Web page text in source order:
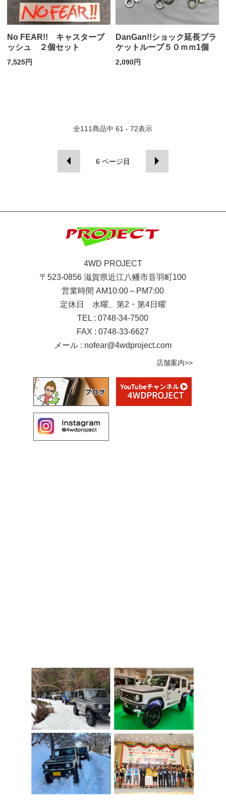
No FEAR!! キャスターブ
ッシュ ２個セット
7,525円
DanGan!!ショック延長ブラ
ケットループ５０ｍｍ1個
2,090円
全111商品中61 - 72表示
6 ページ目
4WD PROJECT
〒523-0856 滋賀県近江八幡市音羽町100
営業時間 AM10:00～PM7:00
定休日 水曜、第2・第4日曜
TEL : 0748-34-7500
FAX : 0748-33-6627
メール : nofear@4wdproject.com
店舗案内>>